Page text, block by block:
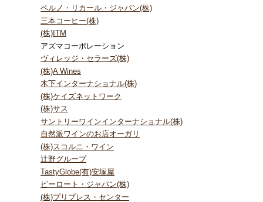
ペルノ・リカール・ジャパン(株)
三本コーヒー(株)
(株)ITM
アズマコーポレーション
ヴィレッジ・セラーズ(株)
(株)A Wines
木下インターナショナル(株)
(株)ケイズネットワーク
(株)サス
サントリーワインインターナショナル(株)
自然派ワインのお店オーガリ
(株)スコルニ・ワイン
辻野グループ
TastyGlobe(有)安塚屋
ピーロート・ジャパン(株)
(株)プリプレス・センター